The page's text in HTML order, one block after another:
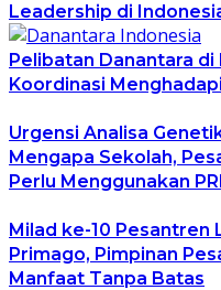
Leadership di
Pelibatan Danantara di
Koordinasi
Urgensi Analisa
Mengapa Sekolah,
Perlu Menggunakan
Milad ke-10
Primago, Pimpinan
Manfaat Tanpa Batas